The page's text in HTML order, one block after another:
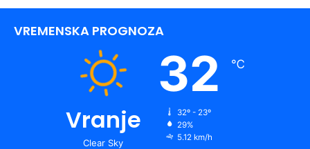
VREMENSKA PROGNOZA
Vranje
Clear Sky
32 ℃
32º - 23º
29%
5.12 km/h